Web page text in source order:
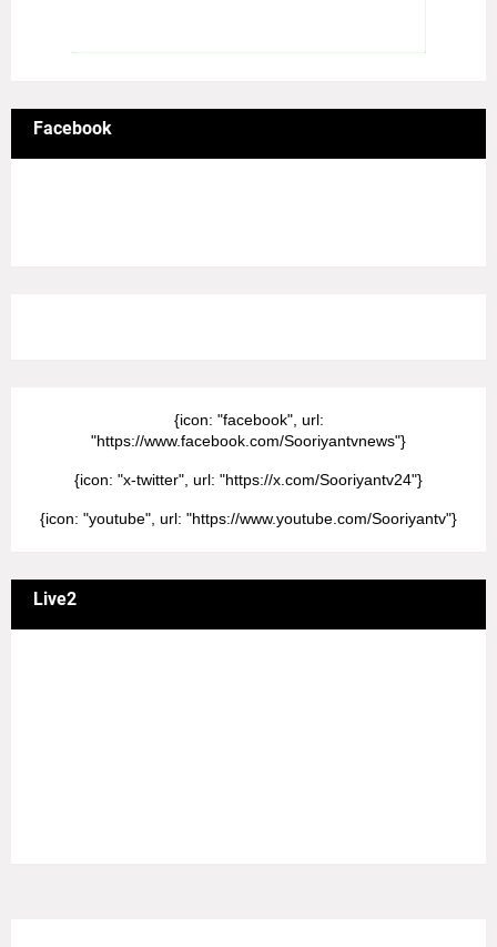
Facebook
{icon: "facebook", url:
"https://www.facebook.com/Sooriyantvnews"}
{icon: "x-twitter", url: "https://x.com/Sooriyantv24"}
{icon: "youtube", url: "https://www.youtube.com/Sooriyantv"}
Live2